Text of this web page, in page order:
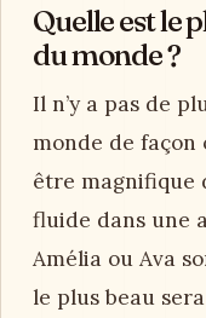
Quelle est le
du monde ?
Il n’y a pas de
monde de
être magnifique
fluide dans une
Amélia ou Ava
le plus beau